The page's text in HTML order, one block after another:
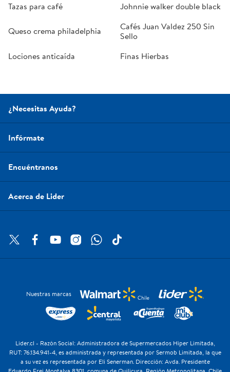
Tazas para café Johnnie walker double black
Queso crema philadelphia
Cafés Juan Valdez 250 Sin
Sello
Lociones anticaída
Finas Hierbas
¿Necesitas Ayuda?
Infórmate
Encuéntranos
Acerca de Lider
Nuestras marcas
Lider.cl - Razón Social: Administradora de Supermercados Hiper Limitada,
RUT: 76.134.941-4, es administrada y representada por Sermob Limitada, la que
a su vez es representada por Eli Senerman. Dirección: Avda. Presidente